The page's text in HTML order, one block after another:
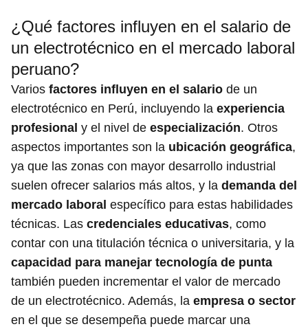
¿Qué factores influyen en el salario de
un electrotécnico en el mercado laboral
peruano?
Varios factores influyen en el salario de un
electrotécnico en Perú, incluyendo la experiencia
profesional y el nivel de especialización. Otros
aspectos importantes son la ubicación geográfica,
ya que las zonas con mayor desarrollo industrial
suelen ofrecer salarios más altos, y la demanda del
mercado laboral específico para estas habilidades
técnicas. Las credenciales educativas, como
contar con una titulación técnica o universitaria, y la
capacidad para manejar tecnología de punta
también pueden incrementar el valor de mercado
de un electrotécnico. Además, la empresa o sector
en el que se desempeña puede marcar una